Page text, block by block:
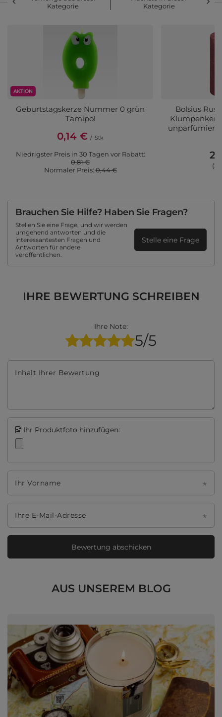
Kategorie
Kategorie
AKTION
Geburtstagskerze Nummer 0 grün
Tamipol
0,14 € / Stk
Niedrigster Preis in 30 Tagen vor Rabatt:
0,81 €
Normaler Preis:0,44 €
Bolsius
unparfümiert
Brauchen Sie Hilfe? Haben Sie Fragen?
Stellen Sie eine Frage, und wir werden
umgehend antworten und die
interessantesten Fragen und
Antworten für andere
veröffentlichen.
Stelle eine Frage
IHRE BEWERTUNG SCHREIBEN
Ihre Note:
5/5
Inhalt Ihrer Bewertung
Ihr Produktfoto hinzufügen:
Ihr Vorname
Ihre E-Mail-Adresse
Bewertung abschicken
AUS UNSEREM BLOG